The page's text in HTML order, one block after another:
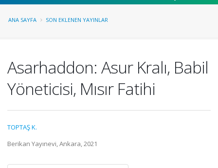
ANA SAYFA SON EKLENEN YAYINLAR
Asarhaddon: Asur Kralı, Babil
Yöneticisi, Mısır Fatihi
TOPTAŞ K.
Berikan Yayınevi, Ankara, 2021